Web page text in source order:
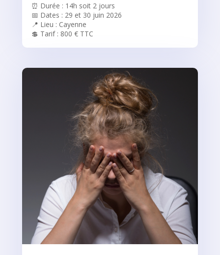
⏰ Durée : 14h soit 2 jours
📅 Dates : 29 et 30 juin 2026
📍 Lieu : Cayenne
💲 Tarif : 800 € TTC